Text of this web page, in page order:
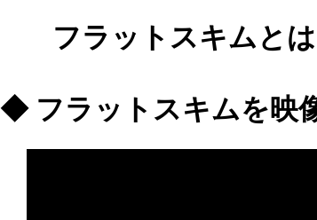
フラットスキムとは
◆ フラットスキムを映